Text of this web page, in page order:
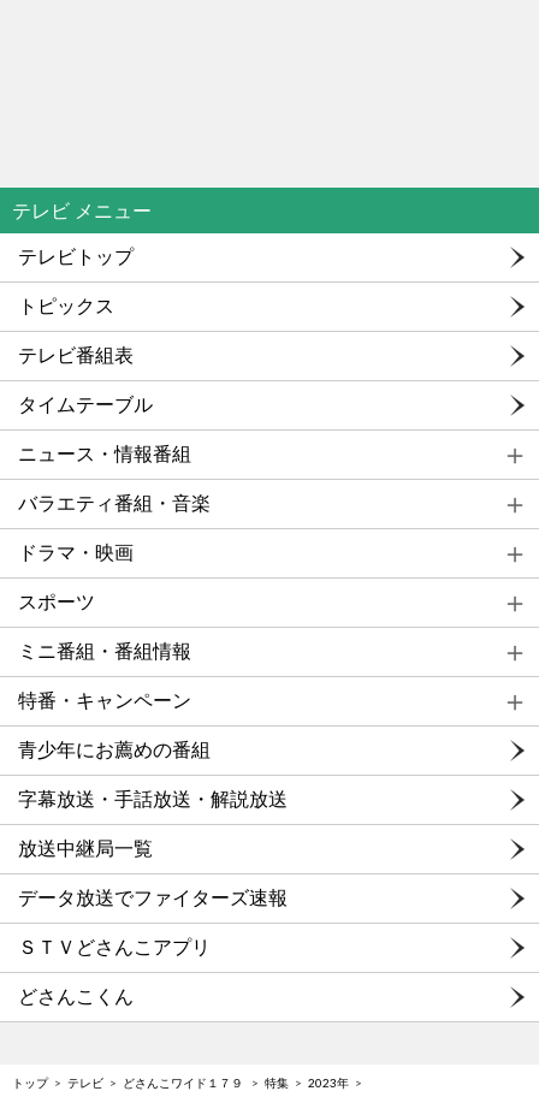
テレビ メニュー
テレビトップ
トピックス
テレビ番組表
タイムテーブル
ニュース・情報番組
バラエティ番組・音楽
ドラマ・映画
スポーツ
ミニ番組・番組情報
特番・キャンペーン
青少年にお薦めの番組
字幕放送・手話放送・解説放送
放送中継局一覧
データ放送でファイターズ速報
ＳＴＶどさんこアプリ
どさんこくん
トップ テレビ どさんこワイド１７９ 特集
2023年